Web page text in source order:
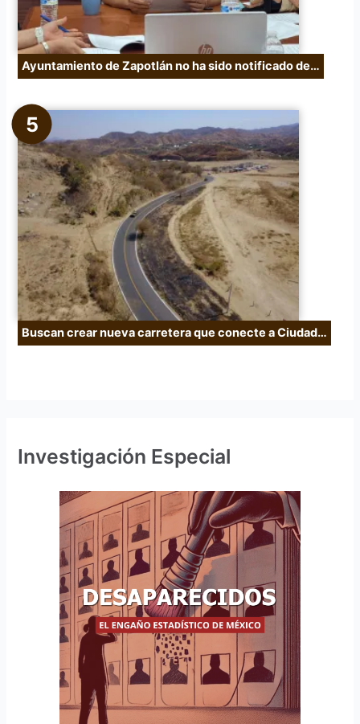
Ayuntamiento de Zapotlán no ha sido notificado de…
Buscan crear nueva carretera que conecte a Ciudad…
Investigación Especial